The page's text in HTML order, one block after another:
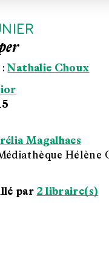
:Nathalie Choux
Magalhaes
Hélène
par 2 libraire(s)